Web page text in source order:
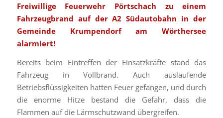
Freiwillige Feuerwehr Pörtschach zu einem
Fahrzeugbrand auf der A2 Südautobahn in der
Gemeinde Krumpendorf am Wörthersee
alarmiert!
Bereits beim Eintreffen der Einsatzkräfte stand das
Fahrzeug in Vollbrand. Auch auslaufende
Betriebsflüssigkeiten hatten Feuer gefangen, und durch
die enorme Hitze bestand die Gefahr, dass die
Flammen auf die Lärmschutzwand übergreifen.